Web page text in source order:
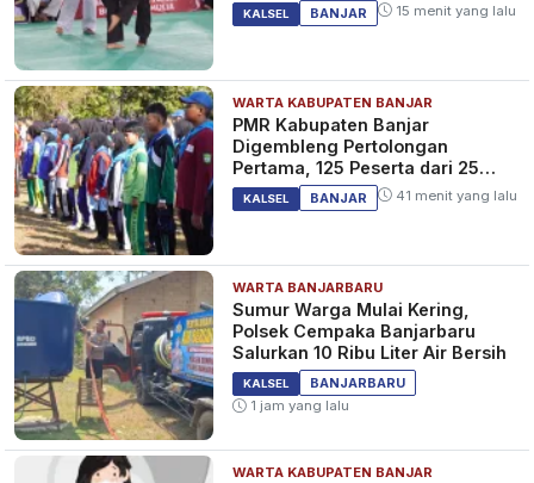
KALSEL BANJAR 15 menit yang lalu
WARTA KABUPATEN BANJAR
PMR Kabupaten Banjar
Digembleng Pertolongan
Pertama, 125 Peserta dari 25
Sekolah
KALSEL BANJAR 41 menit yang lalu
WARTA BANJARBARU
Sumur Warga Mulai Kering,
Polsek Cempaka Banjarbaru
Salurkan 10 Ribu Liter Air Bersih
KALSEL
BANJARBARU
1 jam yang lalu
WARTA KABUPATEN BANJAR